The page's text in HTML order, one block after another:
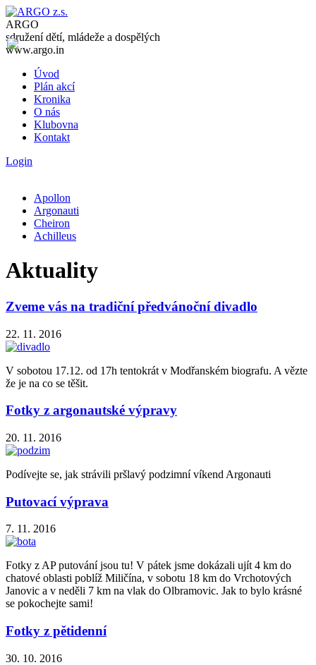
ARGO
sdružení dětí, mládeže a dospělých
www.argo.in
Úvod
Plán akcí
Kronika
O nás
Klubovna
Kontakt
Login
Apollon
Argonauti
Cheiron
Achilleus
Aktuality
Zveme vás na tradiční předvánoční divadlo
22. 11. 2016
V sobotou 17.12. od 17h tentokrát v Modřanském biografu. A vězte
že je na co se těšit.
Fotky z argonautské výpravy
20. 11. 2016
Podívejte se, jak strávili pršlavý podzimní víkend Argonauti
Putovací výprava
7. 11. 2016
Fotky z AP putování jsou tu! V pátek jsme dokázali ujít 4 km do
chatové oblasti poblíž Miličína, v sobotu 18 km do Vrchotových
Janovic a v neděli 7 km na vlak do Olbramovic. Jak to bylo krásné
se pokochejte sami!
Fotky z pětidenní
30. 10. 2016